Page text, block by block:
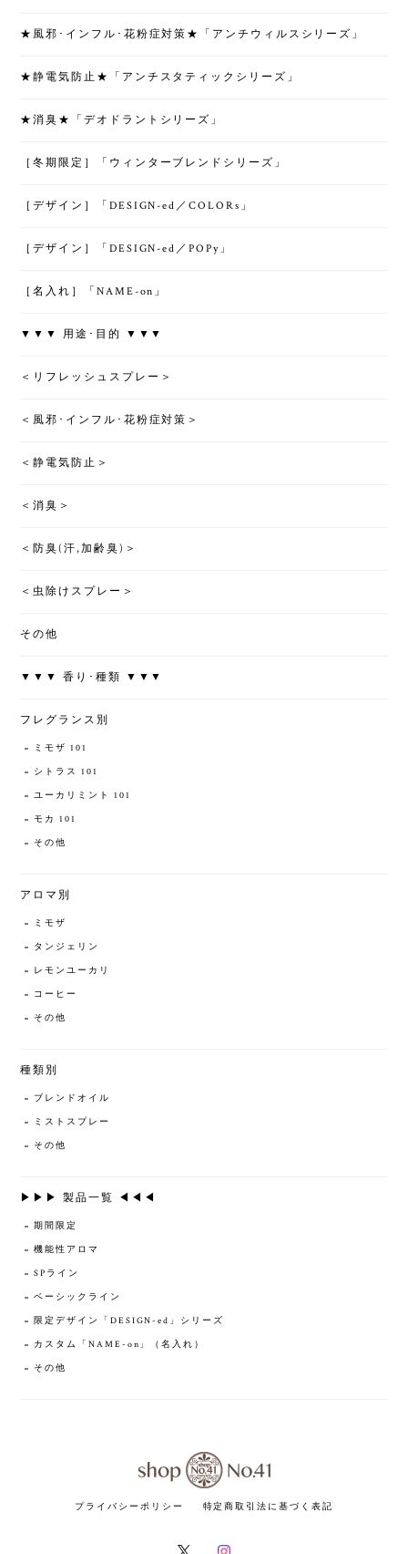
★風邪･インフル･花粉症対策★「アンチウィルスシリーズ」
★静電気防止★「アンチスタティックシリーズ」
★消臭★「デオドラントシリーズ」
［冬期限定］「ウィンターブレンドシリーズ」
［デザイン］「DESIGN-ed／COLORs」
［デザイン］「DESIGN-ed／POPy」
［名入れ］「NAME-on」
▼▼▼ 用途･目的 ▼▼▼
＜リフレッシュスプレー＞
＜風邪･インフル･花粉症対策＞
＜静電気防止＞
＜消臭＞
＜防臭(汗,加齢臭)＞
＜虫除けスプレー＞
その他
▼▼▼ 香り･種類 ▼▼▼
フレグランス別
ミモザ 101
シトラス 101
ユーカリミント 101
モカ 101
その他
アロマ別
ミモザ
タンジェリン
レモンユーカリ
コーヒー
その他
種類別
ブレンドオイル
ミストスプレー
その他
▶▶▶ 製品一覧 ◀◀◀
期間限定
機能性アロマ
SPライン
ベーシックライン
限定デザイン「DESIGN-ed」シリーズ
カスタム「NAME-on」（名入れ）
その他
プライバシーポリシー 特定商取引法に基づく表記